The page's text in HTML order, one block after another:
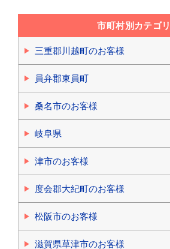
市町村別カテゴリ
三重郡川越町のお客様
員弁郡東員町
桑名市のお客様
岐阜県
津市のお客様
度会郡大紀町のお客様
松阪市のお客様
滋賀県草津市のお客様